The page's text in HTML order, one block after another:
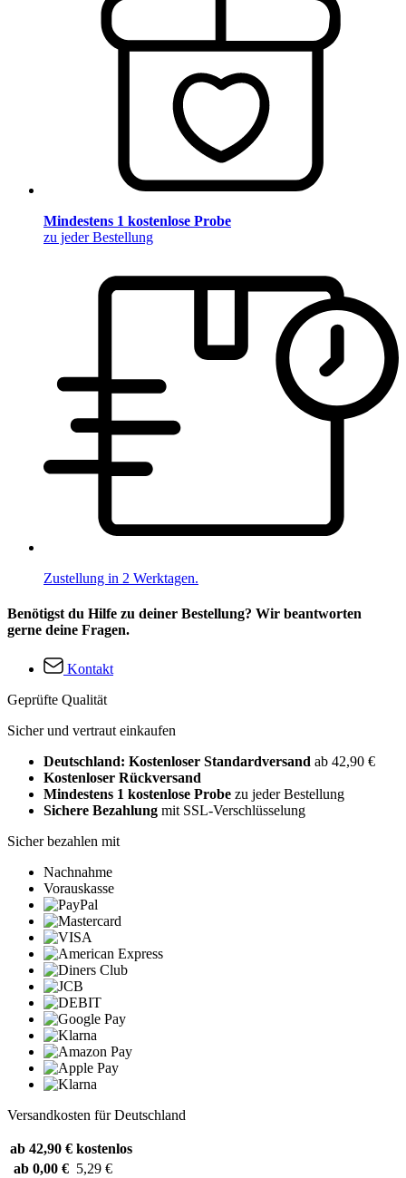
Mindestens 1 kostenlose Probe
zu jeder Bestellung
Zustellung in 2 Werktagen.
Benötigst du Hilfe zu deiner Bestellung? Wir beantworten
gerne deine Fragen.
Kontakt
Geprüfte Qualität
Sicher und vertraut einkaufen
Deutschland: Kostenloser Standardversand ab 42,90 €
Kostenloser Rückversand
Mindestens 1 kostenlose Probe zu jeder Bestellung
Sichere Bezahlung mit SSL-Verschlüsselung
Sicher bezahlen mit
Nachnahme
Vorauskasse
Versandkosten für Deutschland
ab 42,90 € kostenlos
ab 0,00 € 5,29 €